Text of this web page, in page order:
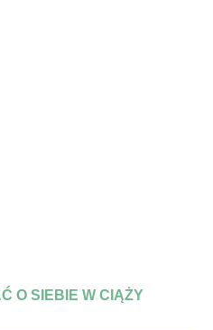
O SIEBIE W CIĄŻY